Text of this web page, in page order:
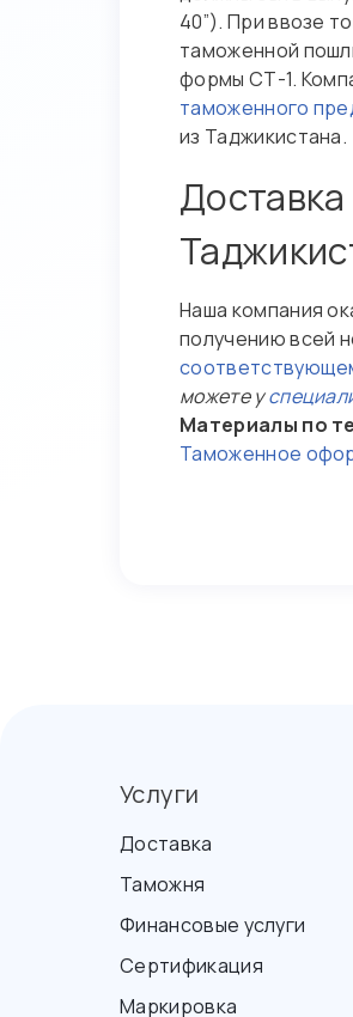
40”). При ввозе
таможенной
формы СТ-1.
таможенного
из Таджикистана.
Наша компания
получению всей
можете у
Материалы по
Таможенное
Услуги
Доставка
Таможня
Финансовые услуги
Сертификация
Маркировка